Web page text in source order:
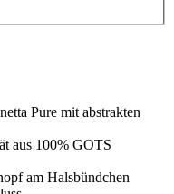
Pure mit abstrakten
aus 100% GOTS
am Halsbündchen